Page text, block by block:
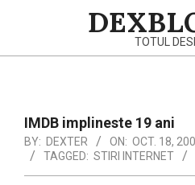
TOTUL
Navigation
Menu
IMDB implineste 19 ani
BY: DEXTER ON: OCT. 18,
TAGGED: STIRI INTERNET